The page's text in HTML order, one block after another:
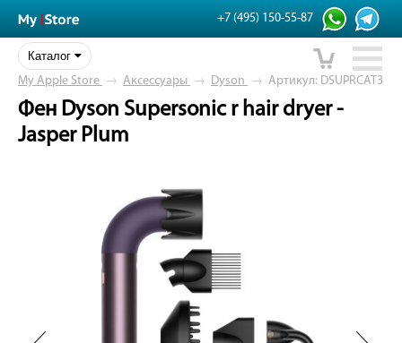
+7 (495) 150-55-87
Каталог
My Apple Store → Аксессуары → Dyson → Артикул: DSUPRCAT3
Фен Dyson Supersonic r hair dryer -
Jasper Plum